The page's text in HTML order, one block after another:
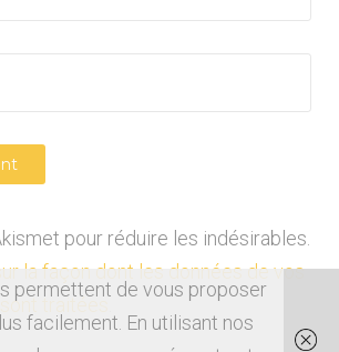
pour réduire les indésirables.
la façon dont les données de vos
traitées
permettent de vous proposer
facilement. En utilisant nos